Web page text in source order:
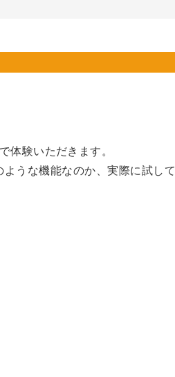
体験いただきます。
うな機能なのか、実際に試して